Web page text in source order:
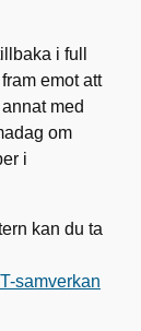
i full
emot att
med
om
i
kan du ta
samverkan